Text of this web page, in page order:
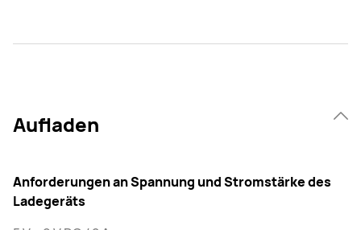
Aufladen
Anforderungen an Spannung und Stromstärke des
Ladegeräts